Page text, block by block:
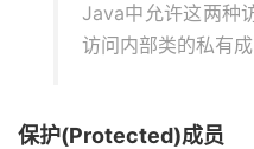
Java中允许这两种
访问内部类的私有成
保护(Protected)成员